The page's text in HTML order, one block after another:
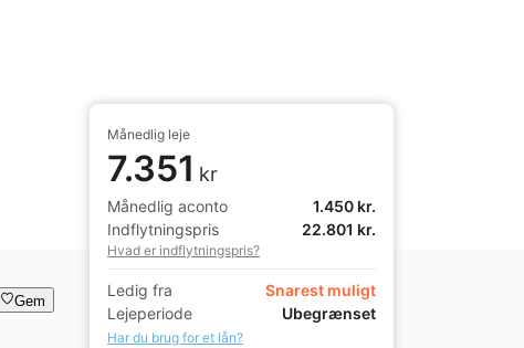
Gem
Månedlig leje
7.351 kr
Månedlig aconto
1.450 kr.
Indflytningspris
22.801 kr.
Hvad er indflytningspris?
Ledig fra
Snarest muligt
Lejeperiode
Ubegrænset
Har du brug for et lån?